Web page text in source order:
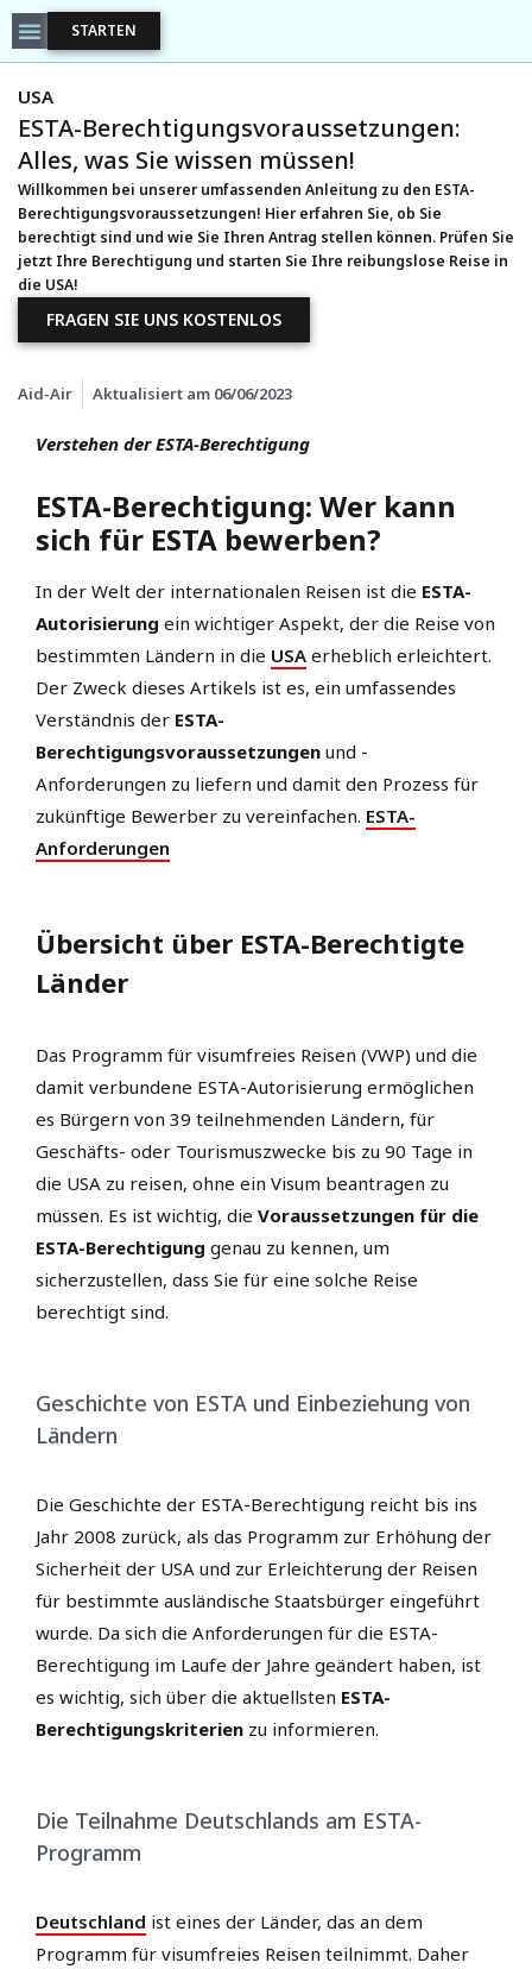
STARTEN
USA
ESTA-Berechtigungsvoraussetzungen:
Alles, was Sie wissen müssen!
Willkommen bei unserer umfassenden Anleitung zu den ESTA-
Berechtigungsvoraussetzungen! Hier erfahren Sie, ob Sie
berechtigt sind und wie Sie Ihren Antrag stellen können. Prüfen Sie
jetzt Ihre Berechtigung und starten Sie Ihre reibungslose Reise in
die USA!
FRAGEN SIE UNS KOSTENLOS
Aid-Air Aktualisiert am 06/06/2023
Verstehen der ESTA-Berechtigung
ESTA-Berechtigung: Wer kann
sich für ESTA bewerben?
In der Welt der internationalen Reisen ist die ESTA-
Autorisierung ein wichtiger Aspekt, der die Reise von
bestimmten Ländern in die USA erheblich erleichtert.
Der Zweck dieses Artikels ist es, ein umfassendes
Verständnis der ESTA-
Berechtigungsvoraussetzungen und -
Anforderungen zu liefern und damit den Prozess für
zukünftige Bewerber zu vereinfachen. ESTA-
Anforderungen
Übersicht über ESTA-Berechtigte
Länder
Das Programm für visumfreies Reisen (VWP) und die
damit verbundene ESTA-Autorisierung ermöglichen
es Bürgern von 39 teilnehmenden Ländern, für
Geschäfts- oder Tourismuszwecke bis zu 90 Tage in
die USA zu reisen, ohne ein Visum beantragen zu
müssen. Es ist wichtig, die Voraussetzungen für die
ESTA-Berechtigung genau zu kennen, um
sicherzustellen, dass Sie für eine solche Reise
berechtigt sind.
Geschichte von ESTA und Einbeziehung von
Ländern
Die Geschichte der ESTA-Berechtigung reicht bis ins
Jahr 2008 zurück, als das Programm zur Erhöhung der
Sicherheit der USA und zur Erleichterung der Reisen
für bestimmte ausländische Staatsbürger eingeführt
wurde. Da sich die Anforderungen für die ESTA-
Berechtigung im Laufe der Jahre geändert haben, ist
es wichtig, sich über die aktuellsten ESTA-
Berechtigungskriterien zu informieren.
Die Teilnahme Deutschlands am ESTA-
Programm
Deutschland ist eines der Länder, das an dem
Programm für visumfreies Reisen teilnimmt. Daher